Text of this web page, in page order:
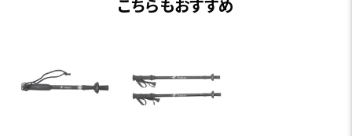
こちらもおすすめ